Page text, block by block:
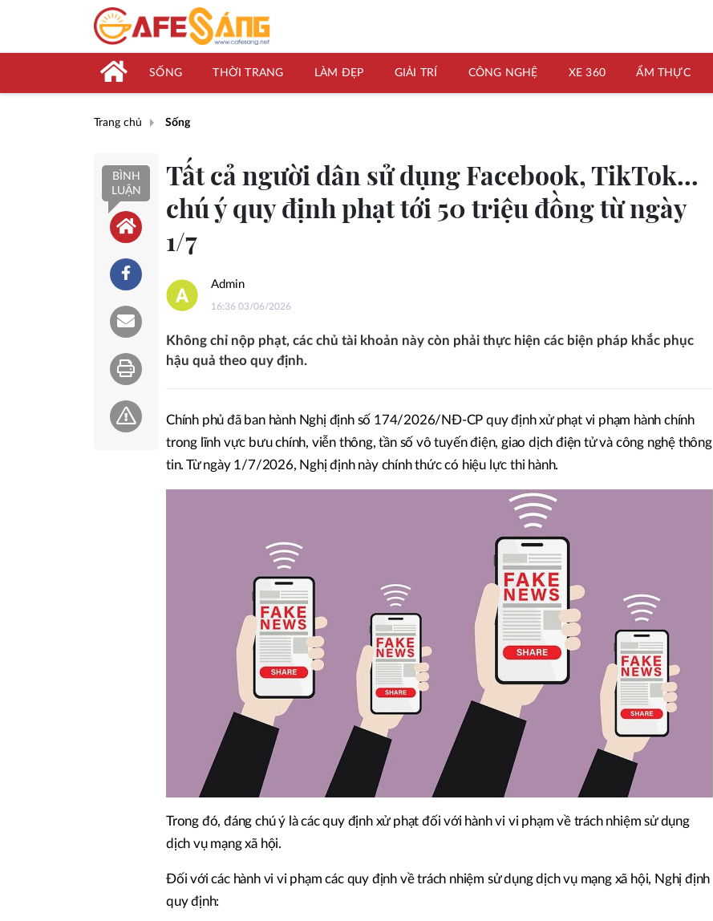
SỐNG THỜI TRANG LÀM ĐẸP GIẢI TRÍ CÔNG NGHỆ XE 360 ẨM THỰC
Trang chủ Sống
BÌNH
LUẬN
Tất cả người dân sử dụng Facebook, TikTok…
chú ý quy định phạt tới 50 triệu đồng từ ngày
1/7
Admin
16:36 03/06/2026
Không chỉ nộp phạt, các chủ tài khoản này còn phải thực hiện các biện pháp khắc phục
hậu quả theo quy định.
Chính phủ đã ban hành Nghị định số 174/2026/NĐ-CP quy định xử phạt vi phạm hành chính
trong lĩnh vực bưu chính, viễn thông, tần số vô tuyến điện, giao dịch điện tử và công nghệ thông
tin. Từ ngày 1/7/2026, Nghị định này chính thức có hiệu lực thi hành.
Trong đó, đáng chú ý là các quy định xử phạt đối với hành vi vi phạm về trách nhiệm sử dụng
dịch vụ mạng xã hội.
Đối với các hành vi vi phạm các quy định về trách nhiệm sử dụng dịch vụ mạng xã hội, Nghị định
quy định: